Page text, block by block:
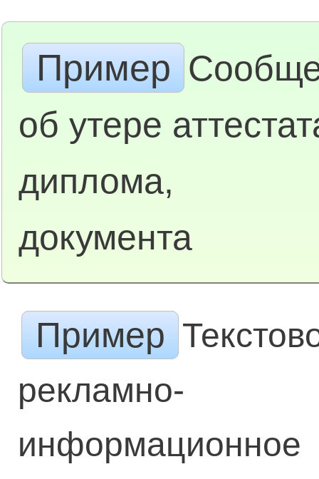
Пример
об утере
диплома,
документа
Пример
рекламно-
информационное